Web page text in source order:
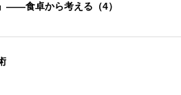
――食卓から考える（4）